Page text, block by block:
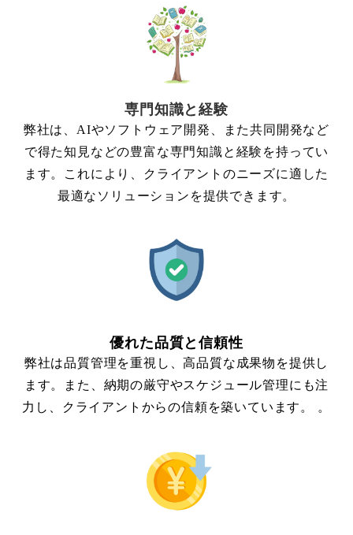
専門知識と経験
弊社は、AIやソフトウェア開発、また共同開発など
で得た知見などの豊富な専門知識と経験を持ってい
ます。これにより、クライアントのニーズに適した
最適なソリューションを提供できます。
優れた品質と信頼性
弊社は品質管理を重視し、高品質な成果物を提供し
ます。また、納期の厳守やスケジュール管理にも注
力し、クライアントからの信頼を築いています。 。